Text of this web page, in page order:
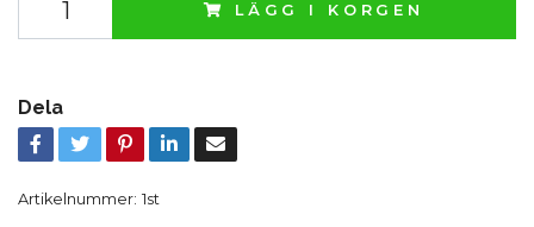
LÄGG I KORGEN
Dela
Artikelnummer: 1st